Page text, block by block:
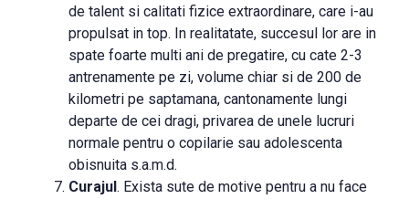
de talent si calitati fizice extraordinare, care i-au
propulsat in top. In realitatate, succesul lor are in
spate foarte multi ani de pregatire, cu cate 2-3
antrenamente pe zi, volume chiar si de 200 de
kilometri pe saptamana, cantonamente lungi
departe de cei dragi, privarea de unele lucruri
normale pentru o copilarie sau adolescenta
obisnuita s.a.m.d.
Curajul. Exista sute de motive pentru a nu face